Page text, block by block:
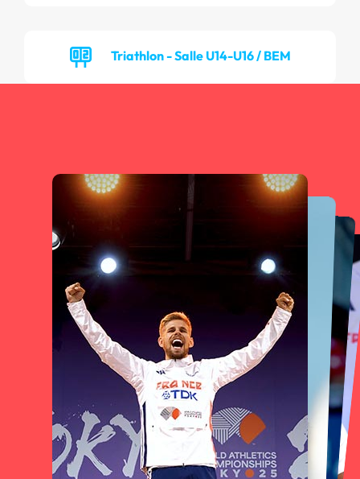
Triathlon - Salle U14-U16 / BEM